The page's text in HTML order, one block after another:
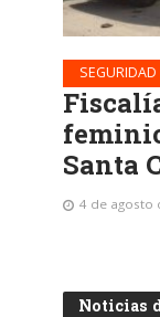
SEGURIDAD
Santa
4 de agosto
Noticias